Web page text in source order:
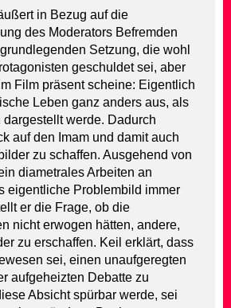
in Bezug auf die
des Moderators Befremden
Setzung, die wohl
geschuldet sei, aber
Film präsent scheine: Eigentlich
Leben ganz anders aus, als
werde. Dadurch
auf den Imam und damit auch
zu schaffen. Ausgehend von
diametrales Arbeiten an
eigentliche Problembild immer
er die Frage, ob die
nicht erwogen hätten, andere,
zu erschaffen. Keil erklärt, dass
sei, einen unaufgeregten
aufgeheizten Debatte zu
Absicht spürbar werde, sei